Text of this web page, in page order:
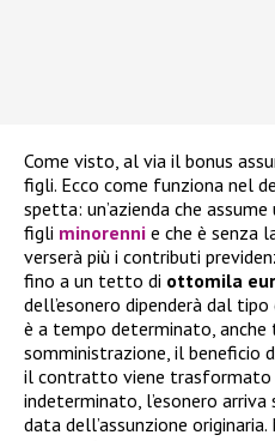
Come visto, al via il bonus
figli. Ecco come funziona nel
spetta: un’azienda che
figli minorenni e che è senza
verserà più i contributi
fino a un tetto di ottomila
dell’esonero dipenderà dal
è a tempo determinato, anche
somministrazione, il beneficio
il contratto viene trasformato
indeterminato, l’esonero
data dell’assunzione originaria.